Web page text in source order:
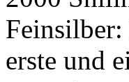
Feinsilber:
erste und